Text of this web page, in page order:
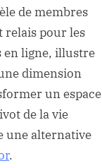
de membres
relais pour les
en ligne, illustre
dimension
un espace
de la vie
une alternative
.